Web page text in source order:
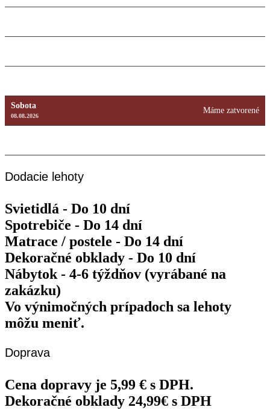
Sobota
08.08.2026
Máme zatvorené
Dodacie lehoty
Svietidlá - Do 10 dní
Spotrebiče - Do 14 dní
Matrace / postele - Do 14 dní
Dekoračné obklady - Do 10 dní
Nábytok - 4-6 týždňov (vyrábané na
zakázku)
Vo výnimočných prípadoch sa lehoty
môžu meniť.
Doprava
Cena dopravy je 5,99 € s DPH.
Dekoračné obklady 24,99€ s DPH